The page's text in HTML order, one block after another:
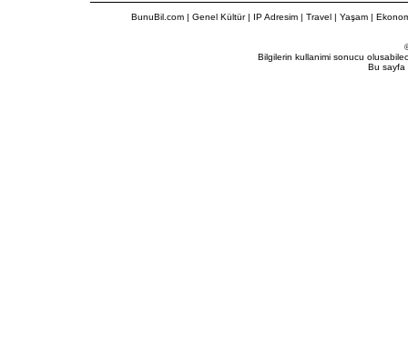
BunuBil.com| Genel Kültür| IP Adresim| Travel| Yaşam |
Bilgilerin kullanimi sonucu
Bu sayfa